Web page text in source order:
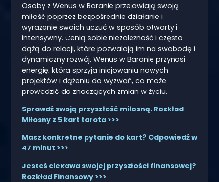
Osoby z Wenus w Baranie przejawiają swoją
miłość poprzez bezpośrednie działanie i
wyrażanie swoich uczuć w sposób otwarty i
intensywny. Cenią sobie niezależność i często
dążą do relacji, które pozwalają im na swobodę i
dynamiczny rozwój. Wenus w Baranie przynosi
energię, która sprzyja inicjowaniu nowych
projektów i dążeniu do wyzwań, co może
prowadzić do znaczących zmian w życiu.
Sprawdź swoją przyszłość miłosną. Rozkład
Miłosny z 5 kart tarota >>>
Masz konkretne pytanie do kart? Odpowiedź w
47 minut >>>
Jesteś ciekawa swojej przyszłości finansowej?
Rozkład Finansowy >>>